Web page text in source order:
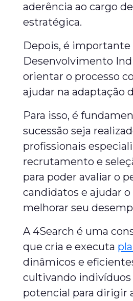
aderência ao cargo
estratégica.
Depois, é
Desenvolvimento
orientar o processo
ajudar na adaptação
Para isso, é
sucessão seja
profissionais
recrutamento e
para poder avaliar o
candidatos e ajudar o
melhorar seu
A 4Search é uma
que cria e executa
dinâmicos e
cultivando
potencial para dirigir